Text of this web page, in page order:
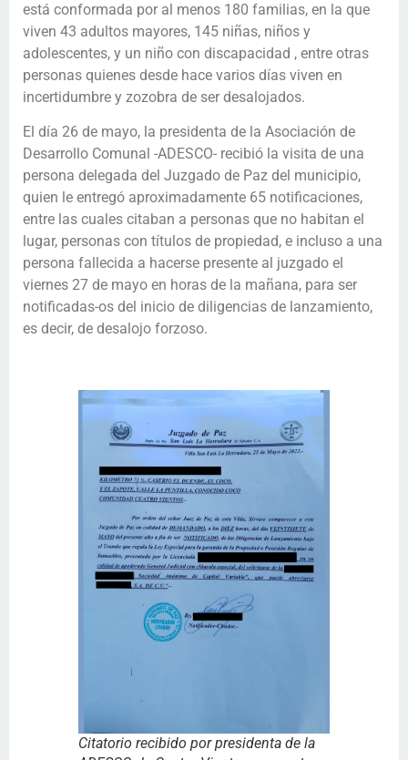
está conformada por al menos 180 familias, en la que
viven 43 adultos mayores, 145 niñas, niños y
adolescentes, y un niño con discapacidad , entre otras
personas quienes desde hace varios días viven en
incertidumbre y zozobra de ser desalojados.
El día 26 de mayo, la presidenta de la Asociación de
Desarrollo Comunal -ADESCO- recibió la visita de una
persona delegada del Juzgado de Paz del municipio,
quien le entregó aproximadamente 65 notificaciones,
entre las cuales citaban a personas que no habitan el
lugar, personas con títulos de propiedad, e incluso a una
persona fallecida a hacerse presente al juzgado el
viernes 27 de mayo en horas de la mañana, para ser
notificadas-os del inicio de diligencias de lanzamiento,
es decir, de desalojo forzoso.
Citatorio recibido por presidenta de la